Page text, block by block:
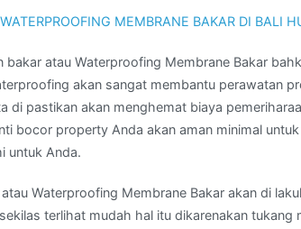
bakar atau Waterproofing Membrane Bakar
akan sangat membantu perawatan
di pastikan akan menghemat biaya
bocor property Anda akan aman minimal
untuk Anda.
Waterproofing Membrane Bakar akan di
terlihat mudah hal itu dikarenakan tukang